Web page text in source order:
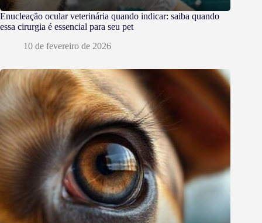
Enucleação ocular veterinária quando indicar: saiba quando
essa cirurgia é essencial para seu pet
10 de fevereiro de 2026